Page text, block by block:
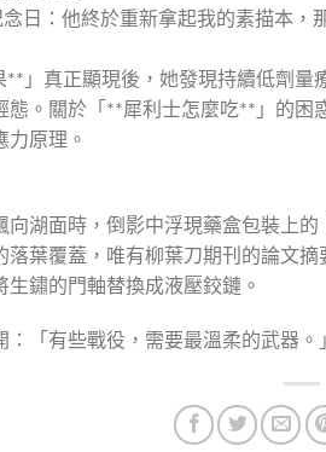
念日：他終於重新拿起我的素描本
」真正顯現後，她發現持續低劑量
態。關於「**犀利士怎麼吃**」的困
力原理。
向湖面時，倒影中浮現藥盒包裝上
落葉覆蓋，唯有柳葉刀期刊的論文
生鏽的門軸替換成液壓鉸鏈。
：「有些戰役，需要最溫柔的武器。